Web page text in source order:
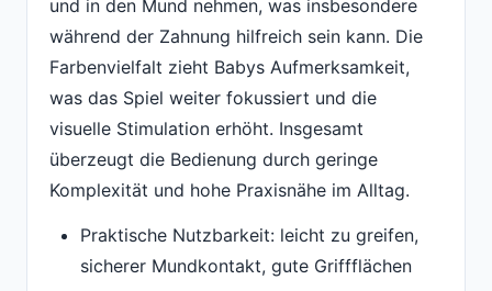
und in den Mund nehmen, was insbesondere
während der Zahnung hilfreich sein kann. Die
Farbenvielfalt zieht Babys Aufmerksamkeit,
was das Spiel weiter fokussiert und die
visuelle Stimulation erhöht. Insgesamt
überzeugt die Bedienung durch geringe
Komplexität und hohe Praxisnähe im Alltag.
Praktische Nutzbarkeit: leicht zu greifen,
sicherer Mundkontakt, gute Griffflächen